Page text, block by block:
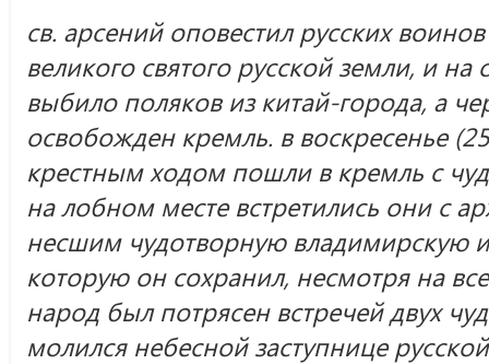
св. арсений оповестил русских
великого святого русской земли, и
выбило поляков из китай-города, а
освобожден кремль. в воскресенье
крестным ходом пошли в кремль с
на лобном месте встретились они с
несшим чудотворную владимирскую
которую он сохранил, несмотря на
народ был потрясен встречей двух
молился небесной заступнице